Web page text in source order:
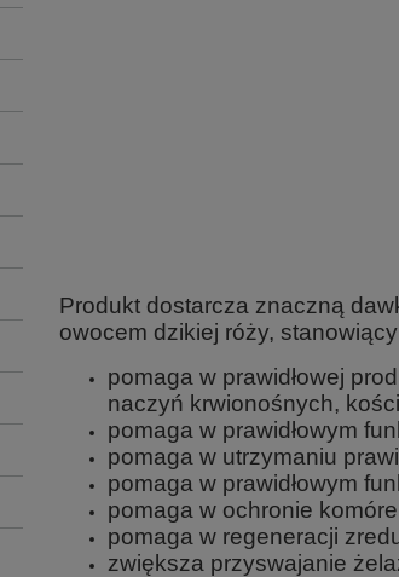
Produkt dostarcza znaczną
owocem dzikiej róży,
pomaga w prawidłowej
naczyń krwionośnych,
pomaga w prawidłowym
pomaga w utrzymaniu
pomaga w prawidłowym
pomaga w ochronie
pomaga w regeneracji
zwiększa przyswajanie